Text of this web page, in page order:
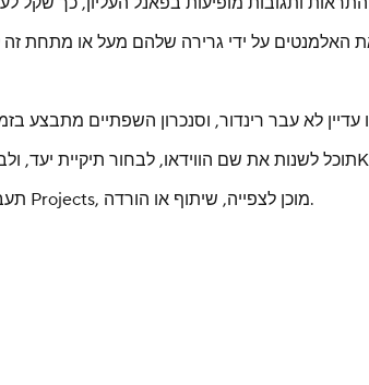
HeyGen תעבד את הווידאו שלך, וכשהתהליך יסתיים הוא יופיע בטאב Projects, מוכן לצפייה, שיתוף או הורדה.